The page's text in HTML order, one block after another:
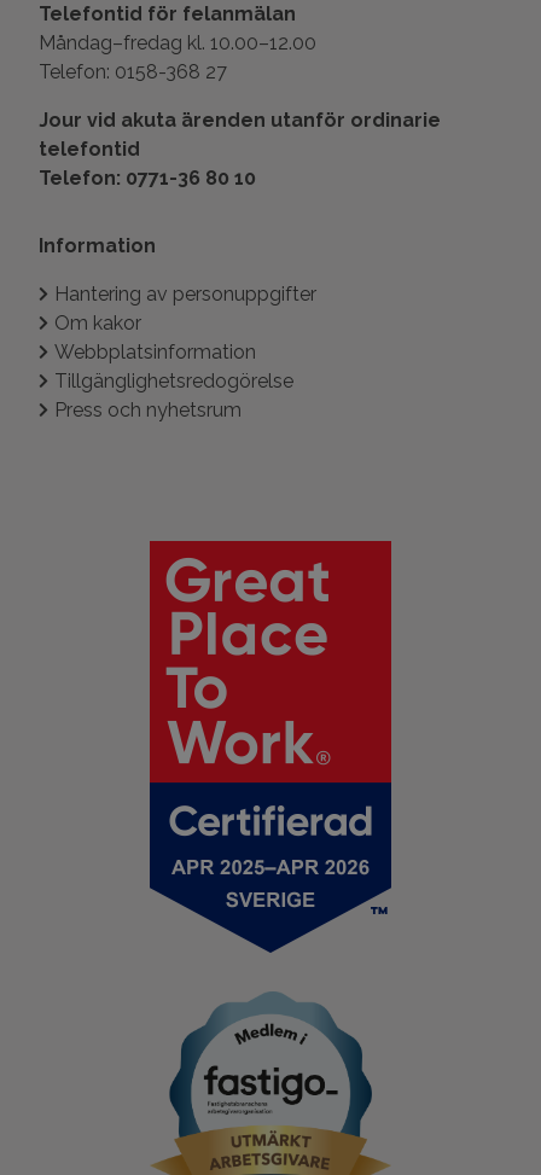
Telefontid för felanmälan
Måndag–fredag kl. 10.00–12.00
Telefon: 0158-368 27
Jour vid akuta ärenden utanför ordinarie
telefontid
Telefon: 0771-36 80 10
Information
Hantering av personuppgifter
Om kakor
Webbplatsinformation
Tillgänglighetsredogörelse
Press och nyhetsrum